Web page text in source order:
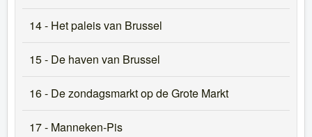
14 - Het paleis van Brussel
15 - De haven van Brussel
16 - De zondagsmarkt op de Grote Markt
17 - Manneken-Pis